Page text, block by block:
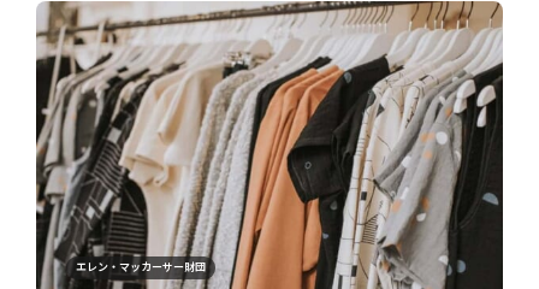
エレン・マッカーサー財団